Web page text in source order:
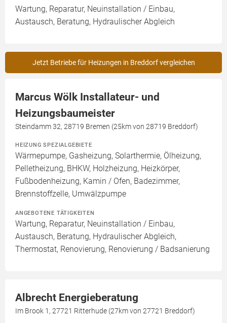
Wartung, Reparatur, Neuinstallation / Einbau,
Austausch, Beratung, Hydraulischer Abgleich
Jetzt Betriebe für Heizungen in Breddorf vergleichen
Marcus Wölk Installateur- und
Heizungsbaumeister
Steindamm 32, 28719 Bremen (25km von 28719 Breddorf)
HEIZUNG SPEZIALGEBIETE
Wärmepumpe, Gasheizung, Solarthermie, Ölheizung,
Pelletheizung, BHKW, Holzheizung, Heizkörper,
Fußbodenheizung, Kamin / Ofen, Badezimmer,
Brennstoffzelle, Umwälzpumpe
ANGEBOTENE TÄTIGKEITEN
Wartung, Reparatur, Neuinstallation / Einbau,
Austausch, Beratung, Hydraulischer Abgleich,
Thermostat, Renovierung, Renovierung / Badsanierung
Albrecht Energieberatung
Im Brook 1, 27721 Ritterhude (27km von 27721 Breddorf)